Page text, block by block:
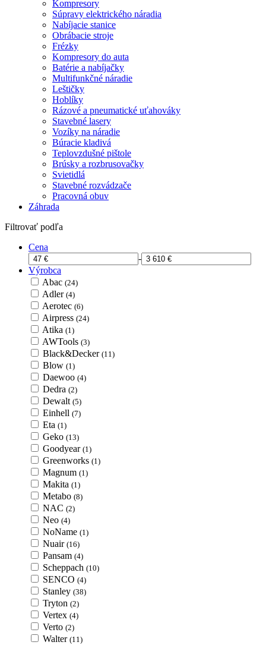
Kompresory
Súpravy elektrického náradia
Nabíjacie stanice
Obrábacie stroje
Frézky
Kompresory do auta
Batérie a nabíjačky
Multifunkčné náradie
Leštičky
Hoblíky
Rázové a pneumatické uťahováky
Stavebné lasery
Vozíky na náradie
Búracie kladivá
Teplovzdušné pištole
Brúsky a rozbrusovačky
Svietidlá
Stavebné rozvádzače
Pracovná obuv
Záhrada
Filtrovať podľa
Cena
-
Výrobca
Abac (24)
Adler (4)
Aerotec (6)
Airpress (24)
Atika (1)
AWTools (3)
Black&Decker (11)
Blow (1)
Daewoo (4)
Dedra (2)
Dewalt (5)
Einhell (7)
Eta (1)
Geko (13)
Goodyear (1)
Greenworks (1)
Magnum (1)
Makita (1)
Metabo (8)
NAC (2)
Neo (4)
NoName (1)
Nuair (16)
Pansam (4)
Scheppach (10)
SENCO (4)
Stanley (38)
Tryton (2)
Vertex (4)
Verto (2)
Walter (11)